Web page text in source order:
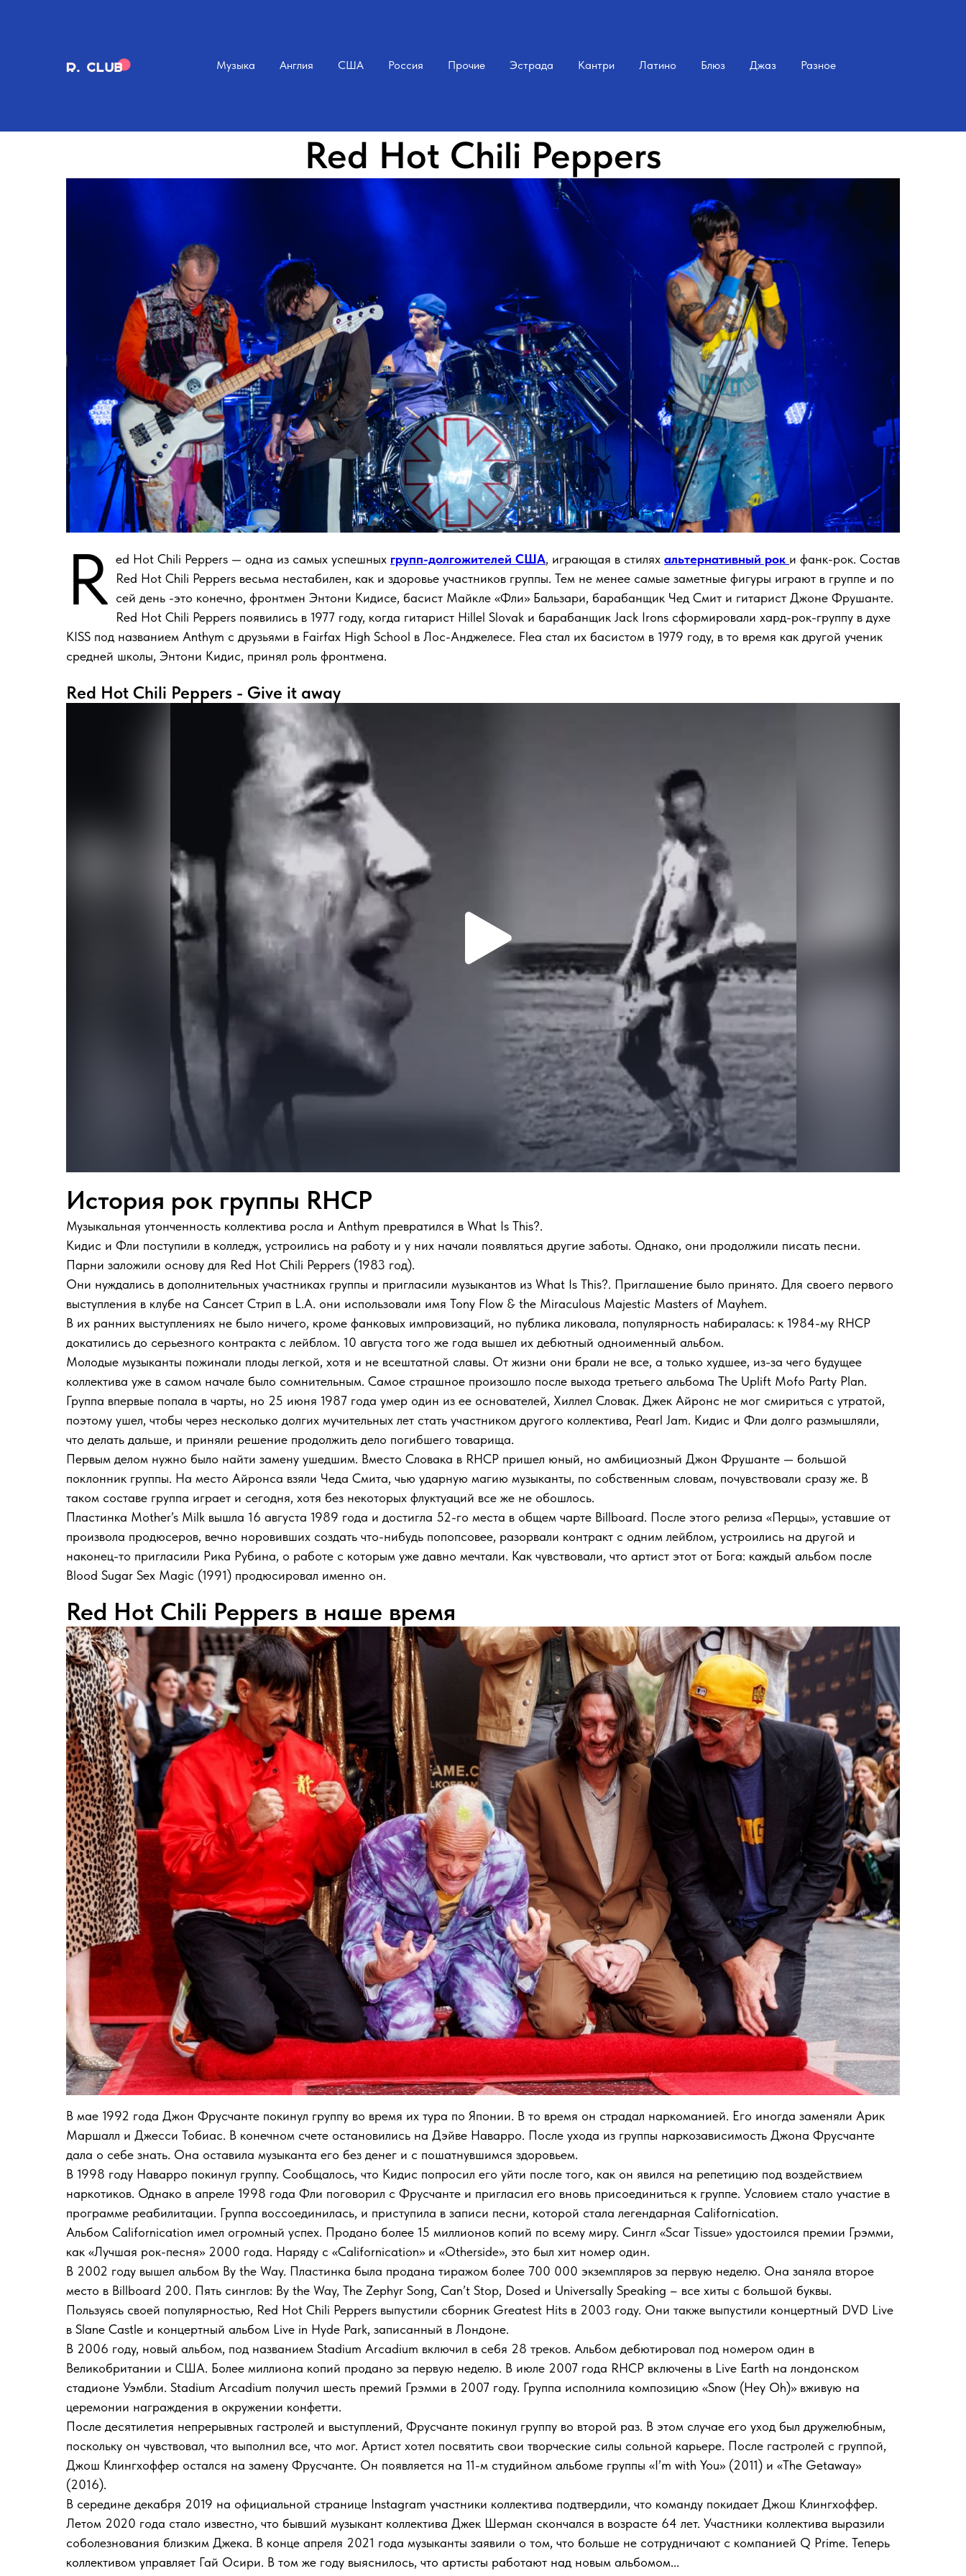
Музыка Англия США Россия Прочие Эстрада Кантри Латино Блюз Джаз Разное
Red Hot Chili Peppers
R ed Hot Chili Peppers — одна из самых успешных групп-долгожителей США, играющая в стилях альтернативный рок и фанк-рок. Состав
Red Hot Chili Peppers весьма нестабилен, как и здоровье участников группы. Тем не менее самые заметные фигуры играют в группе и по
сей день -это конечно, фронтмен Энтони Кидисе, басист Майкле «Фли» Бальзари, барабанщик Чед Смит и гитарист Джоне Фрушанте.
Red Hot Chili Peppers появились в 1977 году, когда гитарист Hillel Slovak и барабанщик Jack Irons сформировали хард-рок-группу в духе
KISS под названием Anthym с друзьями в Fairfax High School в Лос-Анджелесе. Flea стал их басистом в 1979 году, в то время как другой ученик
средней школы, Энтони Кидис, принял роль фронтмена.
Red Hot Chili Peppers - Give it away
История рок группы RHCP
Музыкальная утонченность коллектива росла и Anthym превратился в What Is This?.
Кидис и Фли поступили в колледж, устроились на работу и у них начали появляться другие заботы. Однако, они продолжили писать песни.
Парни заложили основу для Red Hot Chili Peppers (1983 год).
Они нуждались в дополнительных участниках группы и пригласили музыкантов из What Is This?. Приглашение было принято. Для своего первого
выступления в клубе на Сансет Стрип в L.A. они использовали имя Tony Flow & the Miraculous Majestic Masters of Mayhem.
В их ранних выступлениях не было ничего, кроме фанковых импровизаций, но публика ликовала, популярность набиралась: к 1984-му RHCP
докатились до серьезного контракта с лейблом. 10 августа того же года вышел их дебютный одноименный альбом.
Молодые музыканты пожинали плоды легкой, хотя и не всештатной славы. От жизни они брали не все, а только худшее, из-за чего будущее
коллектива уже в самом начале было сомнительным. Самое страшное произошло после выхода третьего альбома The Uplift Mofo Party Plan.
Группа впервые попала в чарты, но 25 июня 1987 года умер один из ее основателей, Хиллел Словак. Джек Айронс не мог смириться с утратой,
поэтому ушел, чтобы через несколько долгих мучительных лет стать участником другого коллектива, Pearl Jam. Кидис и Фли долго размышляли,
что делать дальше, и приняли решение продолжить дело погибшего товарища.
Первым делом нужно было найти замену ушедшим. Вместо Словака в RHCP пришел юный, но амбициозный Джон Фрушанте — большой
поклонник группы. На место Айронса взяли Чеда Смита, чью ударную магию музыканты, по собственным словам, почувствовали сразу же. В
таком составе группа играет и сегодня, хотя без некоторых флуктуаций все же не обошлось.
Пластинка Mother’s Milk вышла 16 августа 1989 года и достигла 52-го места в общем чарте Billboard. После этого релиза «Перцы», уставшие от
произвола продюсеров, вечно норовивших создать что-нибудь попопсовее, разорвали контракт с одним лейблом, устроились на другой и
наконец-то пригласили Рика Рубина, о работе с которым уже давно мечтали. Как чувствовали, что артист этот от Бога: каждый альбом после
Blood Sugar Sex Magic (1991) продюсировал именно он.
Red Hot Chili Peppers в наше время
В мае 1992 года Джон Фрусчанте покинул группу во время их тура по Японии. В то время он страдал наркоманией. Его иногда заменяли Арик
Маршалл и Джесси Тобиас. В конечном счете остановились на Дэйве Наварро. После ухода из группы наркозависимость Джона Фрусчанте
дала о себе знать. Она оставила музыканта его без денег и с пошатнувшимся здоровьем.
В 1998 году Наварро покинул группу. Сообщалось, что Кидис попросил его уйти после того, как он явился на репетицию под воздействием
наркотиков. Однако в апреле 1998 года Фли поговорил с Фрусчанте и пригласил его вновь присоединиться к группе. Условием стало участие в
программе реабилитации. Группа воссоединилась, и приступила в записи песни, которой стала легендарная Californication.
Альбом Californication имел огромный успех. Продано более 15 миллионов копий по всему миру. Сингл «Scar Tissue» удостоился премии Грэмми,
как «Лучшая рок-песня» 2000 года. Наряду с «Californication» и «Otherside», это был хит номер один.
В 2002 году вышел альбом By the Way. Пластинка была продана тиражом более 700 000 экземпляров за первую неделю. Она заняла второе
место в Billboard 200. Пять синглов: By the Way, The Zephyr Song, Can’t Stop, Dosed и Universally Speaking – все хиты с большой буквы.
Пользуясь своей популярностью, Red Hot Chili Peppers выпустили сборник Greatest Hits в 2003 году. Они также выпустили концертный DVD Live
в Slane Castle и концертный альбом Live in Hyde Park, записанный в Лондоне.
В 2006 году, новый альбом, под названием Stadium Arcadium включил в себя 28 треков. Альбом дебютировал под номером один в
Великобритании и США. Более миллиона копий продано за первую неделю. В июле 2007 года RHCP включены в Live Earth на лондонском
стадионе Уэмбли. Stadium Arcadium получил шесть премий Грэмми в 2007 году. Группа исполнила композицию «Snow (Hey Oh)» вживую на
церемонии награждения в окружении конфетти.
После десятилетия непрерывных гастролей и выступлений, Фрусчанте покинул группу во второй раз. В этом случае его уход был дружелюбным,
поскольку он чувствовал, что выполнил все, что мог. Артист хотел посвятить свои творческие силы сольной карьере. После гастролей с группой,
Джош Клингхоффер остался на замену Фрусчанте. Он появляется на 11-м студийном альбоме группы «I’m with You» (2011) и «The Getaway»
(2016).
В середине декабря 2019 на официальной странице Instagram участники коллектива подтвердили, что команду покидает Джош Клингхоффер.
Летом 2020 года стало известно, что бывший музыкант коллектива Джек Шерман скончался в возрасте 64 лет. Участники коллектива выразили
соболезнования близким Джека. В конце апреля 2021 года музыканты заявили о том, что больше не сотрудничают с компанией Q Prime. Теперь
коллективом управляет Гай Осири. В том же году выяснилось, что артисты работают над новым альбомом...